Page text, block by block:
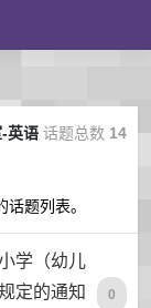
话题总数 14
英语
题列表。
学（幼儿
定的通知
0